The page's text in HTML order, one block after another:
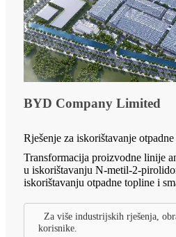
BYD Company Limited
Rješenje za iskorištavanje
Transformacija proizvodne linije
u iskorištavanju N-metil-2-
iskorištavanju otpadne topline i
Za više industrijskih rješenja,
korisnike.